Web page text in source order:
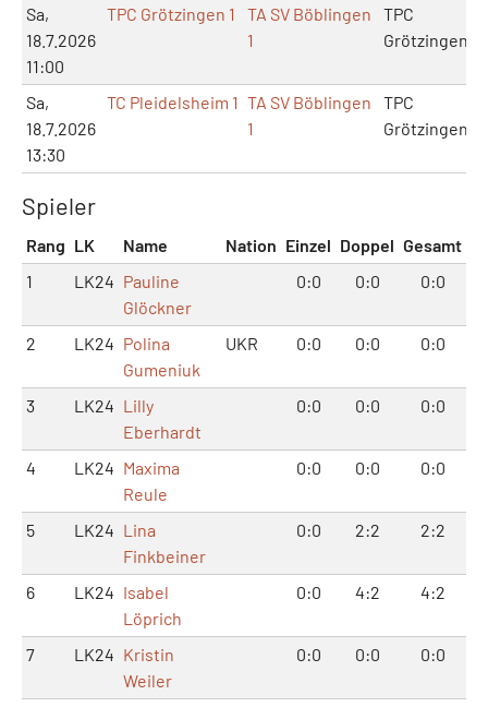
Sa,
18.7.2026
11:00
TPC Grötzingen 1
TA SV Böblingen
1
TPC
Grötzingen
Sa,
18.7.2026
13:30
TC Pleidelsheim 1 TA SV Böblingen
1
TPC
Grötzingen
Spieler
Rang LK Name Nation Einzel Doppel Gesamt
1
LK24 Pauline
Glöckner
0:0 0:0 0:0
2 LK24 Polina
Gumeniuk
UKR 0:0 0:0 0:0
3 LK24 Lilly
Eberhardt
0:0 0:0 0:0
4 LK24 Maxima
Reule
0:0 0:0 0:0
5 LK24 Lina
Finkbeiner
0:0 2:2 2:2
6 LK24 Isabel
Löprich
0:0 4:2 4:2
7 LK24 Kristin
Weiler
0:0 0:0 0:0